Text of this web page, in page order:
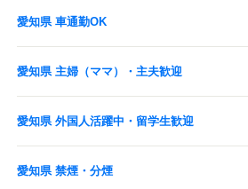
愛知県 車通勤OK
愛知県 主婦（ママ）・主夫歓迎
愛知県 外国人活躍中・留学生歓迎
愛知県 禁煙・分煙